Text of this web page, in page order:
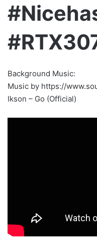
Background Music:
Music by https://
Ikson – Go (Official)